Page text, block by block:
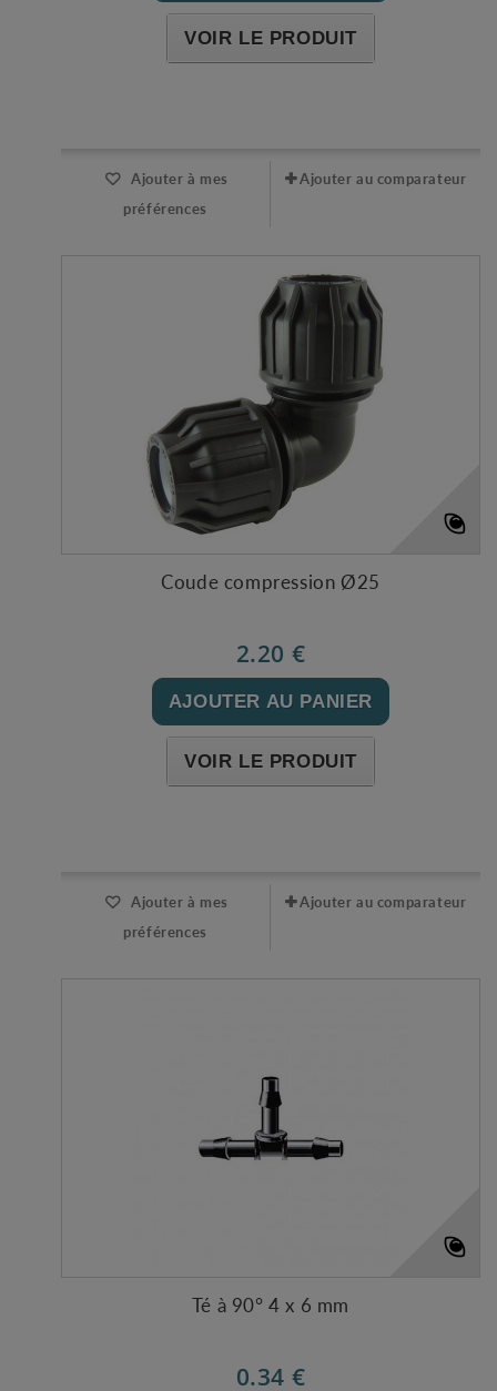
VOIR LE PRODUIT
Ajouter à mes
préférences
Ajouter au comparateur
Coude compression Ø25
2.20 €
AJOUTER AU PANIER
VOIR LE PRODUIT
Ajouter à mes
préférences
Ajouter au comparateur
Té à 90° 4 x 6 mm
0.34 €